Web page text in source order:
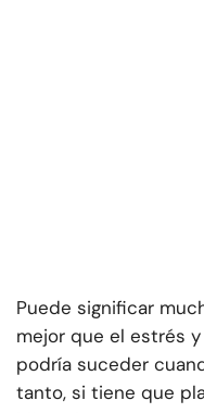
Puede significar
mejor que el estrés
podría suceder
tanto, si tiene que